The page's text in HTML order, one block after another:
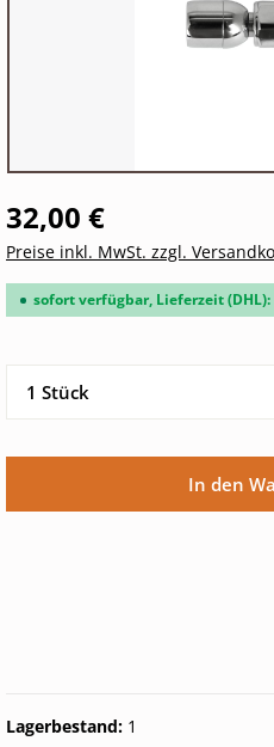
32,00 €
Preise inkl. MwSt. zzgl.
sofort verfügbar, Lieferzeit (DHL):
Produkt Anzahl: Gib den
In den
Lagerbestand: 1